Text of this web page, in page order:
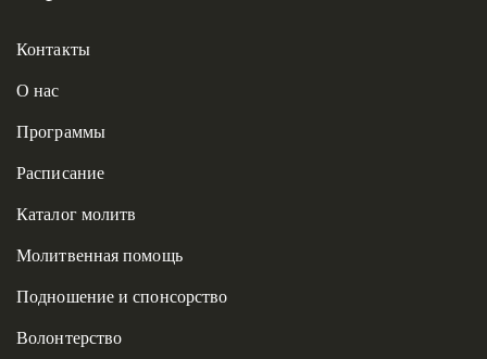
Контакты
О нас
Программы
Расписание
Каталог молитв
Молитвенная помощь
Подношение и спонсорство
Волонтерство